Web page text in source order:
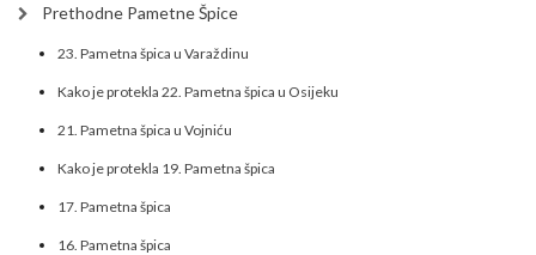
Prethodne Pametne Špice
23. Pametna špica u Varaždinu
Kako je protekla 22. Pametna špica u Osijeku
21. Pametna špica u Vojniću
Kako je protekla 19. Pametna špica
17. Pametna špica
16. Pametna špica